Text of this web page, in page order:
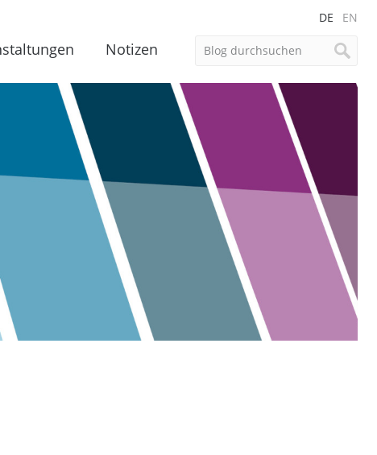
DE EN
Notizen